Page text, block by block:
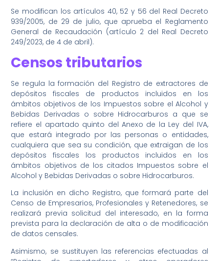
Se modifican los artículos 40, 52 y 56 del Real Decreto
939/2005, de 29 de julio, que aprueba el Reglamento
General de Recaudación (artículo 2 del Real Decreto
249/2023, de 4 de abril).
Censos tributarios
Se regula la formación del Registro de extractores de
depósitos fiscales de productos incluidos en los
ámbitos objetivos de los Impuestos sobre el Alcohol y
Bebidas Derivadas o sobre Hidrocarburos a que se
refiere el apartado quinto del Anexo de la Ley del IVA,
que estará integrado por las personas o entidades,
cualquiera que sea su condición, que extraigan de los
depósitos fiscales los productos incluidos en los
ámbitos objetivos de los citados Impuestos sobre el
Alcohol y Bebidas Derivadas o sobre Hidrocarburos.
La inclusión en dicho Registro, que formará parte del
Censo de Empresarios, Profesionales y Retenedores, se
realizará previa solicitud del interesado, en la forma
prevista para la declaración de alta o de modificación
de datos censales.
Asimismo, se sustituyen las referencias efectuadas al